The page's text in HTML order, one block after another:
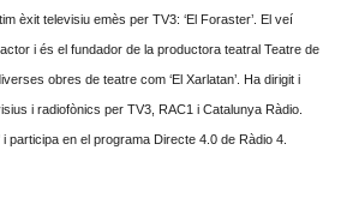
èxit televisiu emès per TV3: ‘El Foraster’. El veí
i és el fundador de la productora teatral Teatre de
obres de teatre com ‘El Xarlatan’. Ha dirigit i
i radiofònics per TV3, RAC1 i Catalunya Ràdio.
i participa en el programa Directe 4.0 de Ràdio 4.